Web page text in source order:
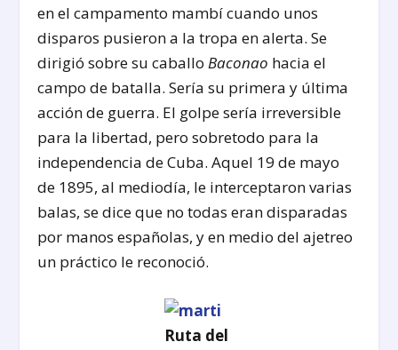
en el campamento mambí cuando unos
disparos pusieron a la tropa en alerta. Se
dirigió sobre su caballoBaconao hacia el
campo de batalla. Sería su primera y última
acción de guerra. El golpe sería irreversible
para la libertad, pero sobretodo para la
independencia de Cuba. Aquel 19 de mayo
de 1895, al mediodía, le interceptaron varias
balas, se dice que no todas eran disparadas
por manos españolas, y en medio del ajetreo
un práctico le reconoció.
Ruta del